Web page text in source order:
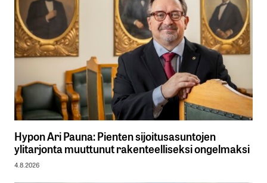
Hypon Ari Pauna: Pienten sijoitusasuntojen
ylitarjonta muuttunut rakenteelliseksi ongelmaksi
4.8.2026